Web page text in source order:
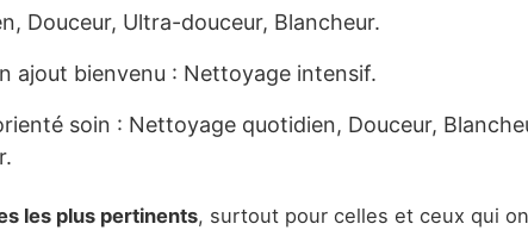
Douceur, Ultra-douceur, Blancheur.
ajout bienvenu : Nettoyage intensif.
soin : Nettoyage quotidien, Douceur,
les plus pertinents, surtout pour celles et ceux qui